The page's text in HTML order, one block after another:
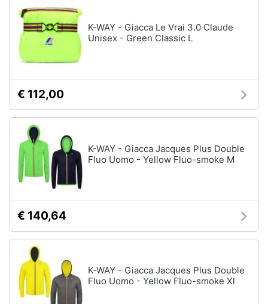
K-WAY - Giacca Le Vrai 3.0 Claude
Unisex - Green Classic L
€ 112,00
K-WAY - Giacca Jacques Plus Double
Fluo Uomo - Yellow Fluo-smoke M
€ 140,64
K-WAY - Giacca Jacques Plus Double
Fluo Uomo - Yellow Fluo-smoke Xl